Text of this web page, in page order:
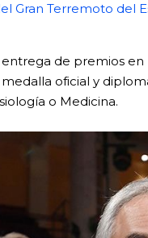
Gran Terremoto del
de premios en
oficial y
o Medicina.